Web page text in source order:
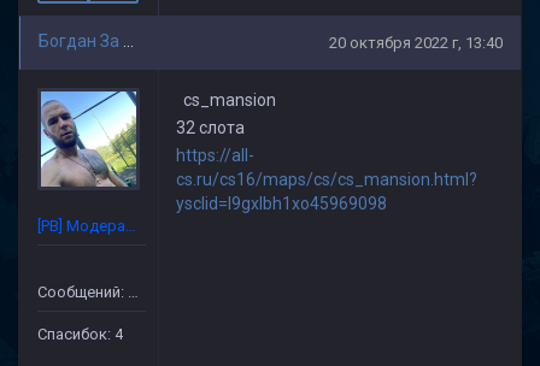
20 октября 2022 г, 13:40
[PB] Модератор
Сообщений: 86
Спасибок: 4
cs_mansion
32 слота
https://all-
cs.ru/cs16/maps/cs/cs_mansion.html?
ysclid=l9gxlbh1xo45969098